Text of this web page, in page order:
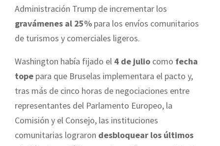
Administración Trump de incrementar los
gravámenes al 25% para los envíos comunitarios
de turismos y comerciales ligeros.
Washington había fijado el 4 de julio como fecha
tope para que Bruselas implementara el pacto y,
tras más de cinco horas de negociaciones entre
representantes del Parlamento Europeo, la
Comisión y el Consejo, las instituciones
comunitarias lograron desbloquear los últimos